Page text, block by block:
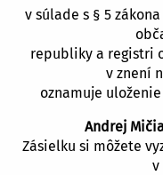
v súlade s § 5
republiky a registri
v znení
oznamuje
Andrej
Zásielku si môžete
v